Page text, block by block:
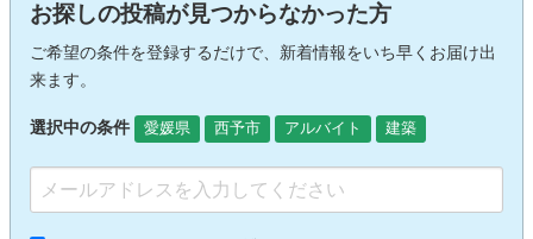
お探しの投稿が見つからなかった方
ご希望の条件を登録するだけで、新着情報をいち早くお届け出
来ます。
選択中の条件 愛媛県 西予市 アルバイト 建築